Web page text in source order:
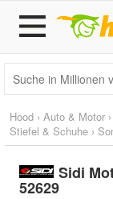
Hood › Auto & Motor ›
Stiefel & Schuhe ›
Sidi
52629